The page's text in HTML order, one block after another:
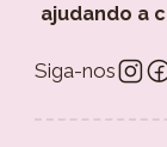
ajudando a
Siga-nos